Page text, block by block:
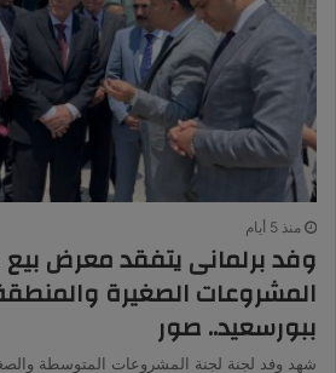
منذ 5 أيام
وفد برلمانى يتفقد معرض بيع
المشروعات الصغيرة
ببورسعيد.. صور
شهد وفد لجنة لجنة المشروعات المتوسطة